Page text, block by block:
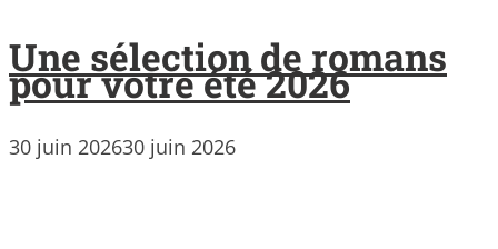
Une sélection de romans
pour votre été 2026
30 juin 202630 juin 2026